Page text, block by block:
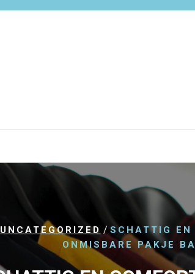
UNCATEGORIZED / SCHATTIG EN
ONMISBARE PAKJE